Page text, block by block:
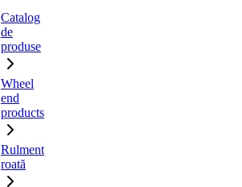
Catalog
de
produse
Wheel
end
products
Rulment
roată